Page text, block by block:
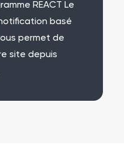
REACT Le
basé
permet de
site depuis